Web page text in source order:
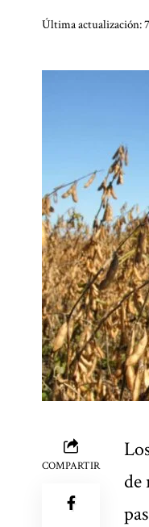
Última actualización:
COMPARTIR
de